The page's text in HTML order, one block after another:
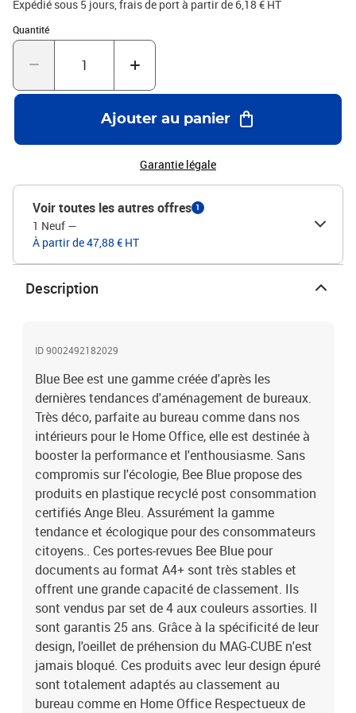
est fabriqué en plastique recyclé issu des déchets ménagers et est
ainsi certifié Ange Bleu. Garantie 25 ans.
Expédié sous 5 jours, frais de port à partir de 6,18 € HT
Quantité
Quantité : 1
Ajouter au panier
Garantie légale
Voir toutes les autres offres 1
1 Neuf —
À partir de 47,88 € HT
Description
ID 9002492182029
Blue Bee est une gamme créée d'après les
dernières tendances d'aménagement de bureaux.
Très déco, parfaite au bureau comme dans nos
intérieurs pour le Home Office, elle est destinée à
booster la performance et l'enthousiasme. Sans
compromis sur l'écologie, Bee Blue propose des
produits en plastique recyclé post consommation
certifiés Ange Bleu. Assurément la gamme
tendance et écologique pour des consommateurs
citoyens.. Ces portes-revues Bee Blue pour
documents au format A4+ sont très stables et
offrent une grande capacité de classement. Ils
sont vendus par set de 4 aux couleurs assorties. Il
sont garantis 25 ans. Grâce à la spécificité de leur
design, l'oeillet de préhension du MAG-CUBE n'est
jamais bloqué. Ces produits avec leur design épuré
sont totalement adaptés au classement au
bureau comme en Home Office Respectueux de